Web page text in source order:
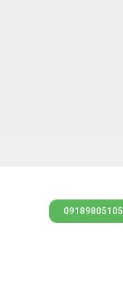
09189805105